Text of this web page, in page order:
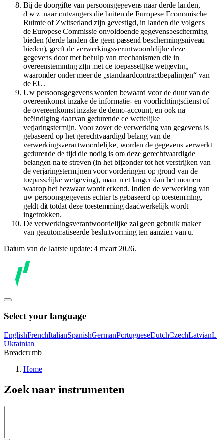
Bij de doorgifte van persoonsgegevens naar derde landen,
d.w.z. naar ontvangers die buiten de Europese Economische
Ruimte of Zwitserland zijn gevestigd, in landen die volgens
de Europese Commissie onvoldoende gegevensbescherming
bieden (derde landen die geen passend beschermingsniveau
bieden), geeft de verwerkingsverantwoordelijke deze
gegevens door met behulp van mechanismen die in
overeenstemming zijn met de toepasselijke wetgeving,
waaronder onder meer de „standaardcontractbepalingen“ van
de EU.
Uw persoonsgegevens worden bewaard voor de duur van de
overeenkomst inzake de informatie- en voorlichtingsdienst of
de overeenkomst inzake de demo-account, en ook na
beëindiging daarvan gedurende de wettelijke
verjaringstermijn. Voor zover de verwerking van gegevens is
gebaseerd op het gerechtvaardigd belang van de
verwerkingsverantwoordelijke, worden de gegevens verwerkt
gedurende de tijd die nodig is om deze gerechtvaardigde
belangen na te streven (in het bijzonder tot het verstrijken van
de verjaringstermijnen voor vorderingen op grond van de
toepasselijke wetgeving), maar niet langer dan het moment
waarop het bezwaar wordt erkend. Indien de verwerking van
uw persoonsgegevens echter is gebaseerd op toestemming,
geldt dit totdat deze toestemming daadwerkelijk wordt
ingetrokken.
De verwerkingsverantwoordelijke zal geen gebruik maken
van geautomatiseerde besluitvorming ten aanzien van u.
Datum van de laatste update: 4 maart 2026.
Select your language
EnglishFrenchItalianSpanishGermanPortugueseDutchCzechLatvian
Ukrainian
Breadcrumb
Home
Zoek naar instrumenten